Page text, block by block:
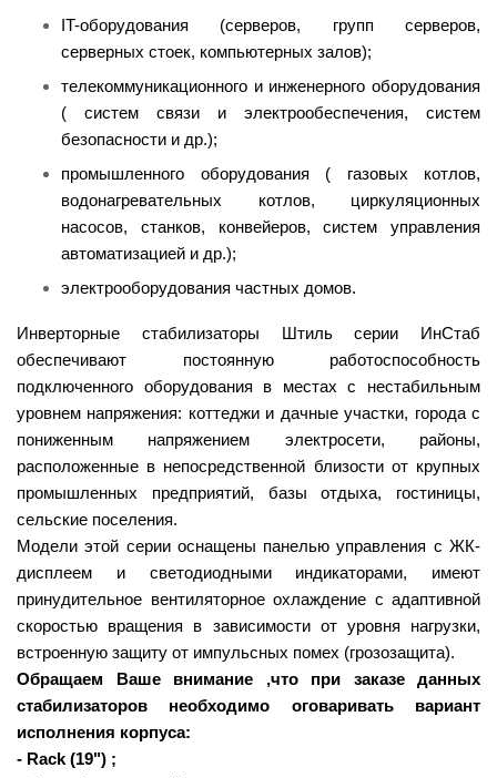
IT-оборудования (серверов, групп серверов,
серверных стоек, компьютерных залов);
телекоммуникационного и инженерного оборудования
( систем связи и электрообеспечения, систем
безопасности и др.);
промышленного оборудования ( газовых котлов,
водонагревательных котлов, циркуляционных
насосов, станков, конвейеров, систем управления
автоматизацией и др.);
электрооборудования частных домов.
Инверторные стабилизаторы Штиль серии ИнСтаб
обеспечивают постоянную работоспособность
подключенного оборудования в местах с нестабильным
уровнем напряжения: коттеджи и дачные участки, города с
пониженным напряжением электросети, районы,
расположенные в непосредственной близости от крупных
промышленных предприятий, базы отдыха, гостиницы,
сельские поселения.
Модели этой серии оснащены панелью управления с ЖК-
дисплеем и светодиодными индикаторами, имеют
принудительное вентиляторное охлаждение с адаптивной
скоростью вращения в зависимости от уровня нагрузки,
встроенную защиту от импульсных помех (грозозащита).
Обращаем Ваше внимание ,что при заказе данных
стабилизаторов необходимо оговаривать вариант
исполнения корпуса:
- Rack (19") ;